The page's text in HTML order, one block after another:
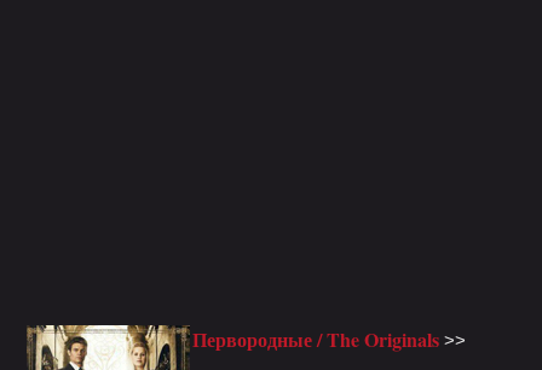
Первородные / The Originals>>